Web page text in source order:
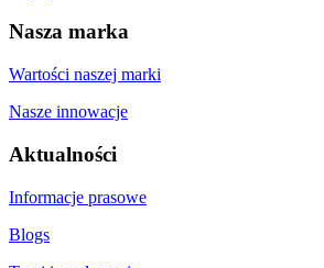
Nasza marka
Wartości naszej marki
Nasze innowacje
Aktualności
Informacje prasowe
Blogs